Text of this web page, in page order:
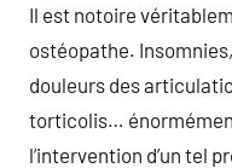
Il est notoire
ostéopathe.
douleurs des
torticolis…
l’intervention d’un tel